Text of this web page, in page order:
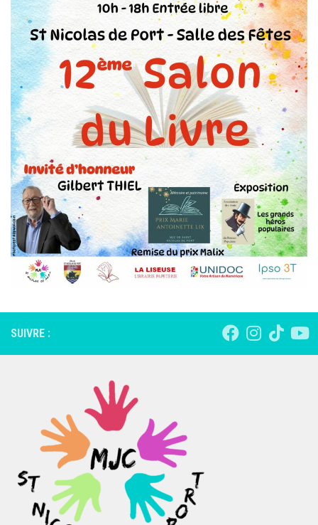
SUIVRE :